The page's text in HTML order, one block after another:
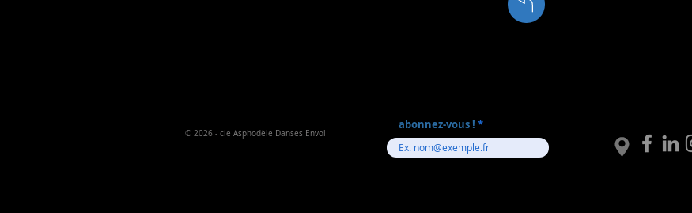
© 2026 - cie Asphodèle Danses Envol
abonnez-vous !